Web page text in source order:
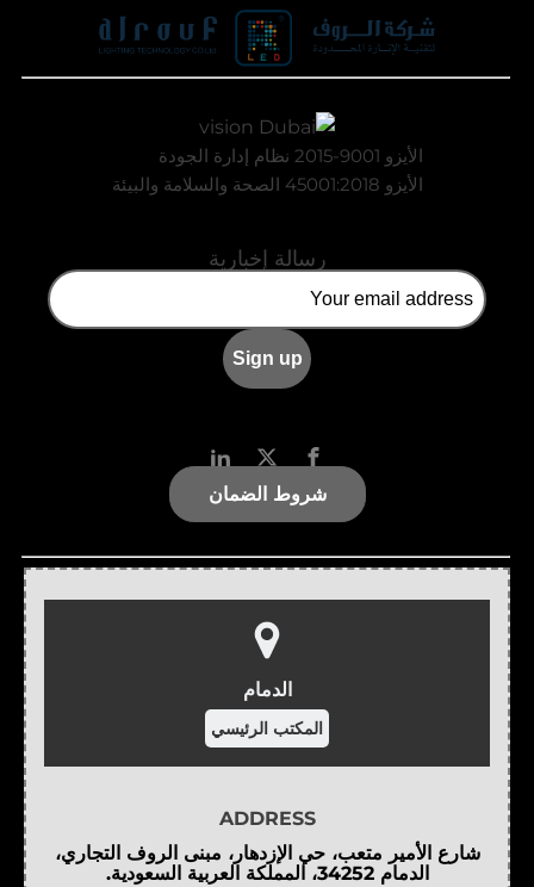
الأيزو 9001-2015 نظام إدارة الجودة
الأيزو 45001:2018 الصحة والسلامة والبيئة
رسالة إخبارية
شروط الضمان
الدمام
المكتب الرئيسي
ADDRESS
شارع الأمير متعب، حي الإزدهار، مبنى الروف التجاري،
الدمام 34252، المملكة العربية السعودية.